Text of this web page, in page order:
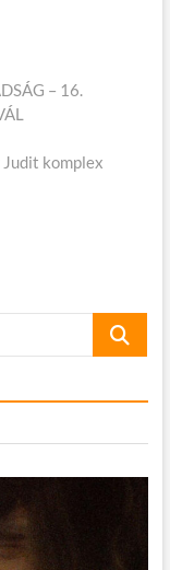
– 16.
komplex
keresés